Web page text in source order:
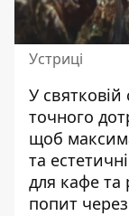
Устриці
У святковій
точного
щоб
та
для кафе та
попит через